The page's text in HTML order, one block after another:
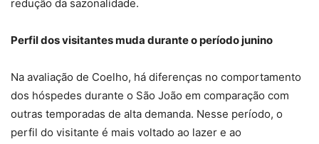
redução da sazonalidade.
Perfil dos visitantes muda durante o período junino
Na avaliação de Coelho, há diferenças no comportamento
dos hóspedes durante o São João em comparação com
outras temporadas de alta demanda. Nesse período, o
perfil do visitante é mais voltado ao lazer e ao